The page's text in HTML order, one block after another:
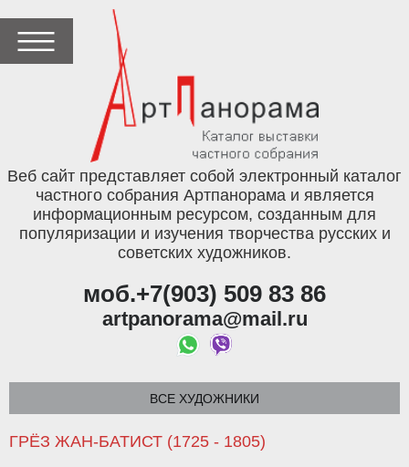
Веб сайт представляет собой электронный каталог
частного собрания Артпанорама и является
информационным ресурсом, созданным для
популяризации и изучения творчества русских и
советских художников.
моб.+7(903) 509 83 86
artpanorama@mail.ru
ВСЕ ХУДОЖНИКИ
ГРЁЗ ЖАН-БАТИСТ (1725 - 1805)